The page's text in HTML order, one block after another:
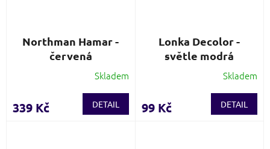
Northman Hamar -
červená
produktu
je
Skladem
339 Kč DETAIL
Lonka Decolor -
světle modrá
Skladem
99 Kč DETAIL